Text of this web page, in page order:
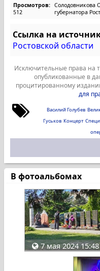
Просмотров:
512
Солодовникова
губернатора
Ссылка на
Ростовской области
Исключительные права на
опубликованные в
процитированному
для
Василий Голубев
Гуськов Концерт
В фотоальбомах
7 мая 2024 15:48